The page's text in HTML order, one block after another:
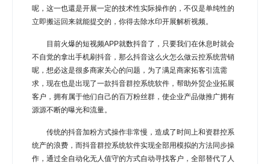
呢，这一也還是开展一定的技术性实际操作的，不仅是单纯性的
立即搬运回来就能提交的，你得去除水印开展解析视频。
目前火爆的短视频APP就数抖音了，只要我们在休息时就会
不自觉的拿出手机刷抖音，那么抖音这么火怎么做云控系统营销
呢，想必这是很多商家关心的问题，为了满足商家拓客引流需
求，现在也是出现了一款抖音群控系统软件，帮助外贸企业拓展
客户，拥有属于他们自己的百万粉丝群，使企业产品做推广拥有
源源不断的曝光和流量。
传统的抖音加粉方式操作非常慢，造成了时间上和资群控系
统产的浪费，而抖音群控系统软件实现全部用模拟的方法同步操
作，通过全自动化无人值守的方式自动寻找客户，全部替代了人